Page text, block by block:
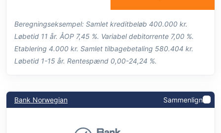
Beregningseksempel: Samlet kreditbeløb 400.000 kr.
Løbetid 11 år. ÅOP 7,45 %. Variabel debitorrente 7,00 %.
Etablering 4.000 kr. Samlet tilbagebetaling 580.404 kr.
Løbetid 1-15 år. Rentespænd 0,00-24,24 %.
Bank Norwegian Sammenlign